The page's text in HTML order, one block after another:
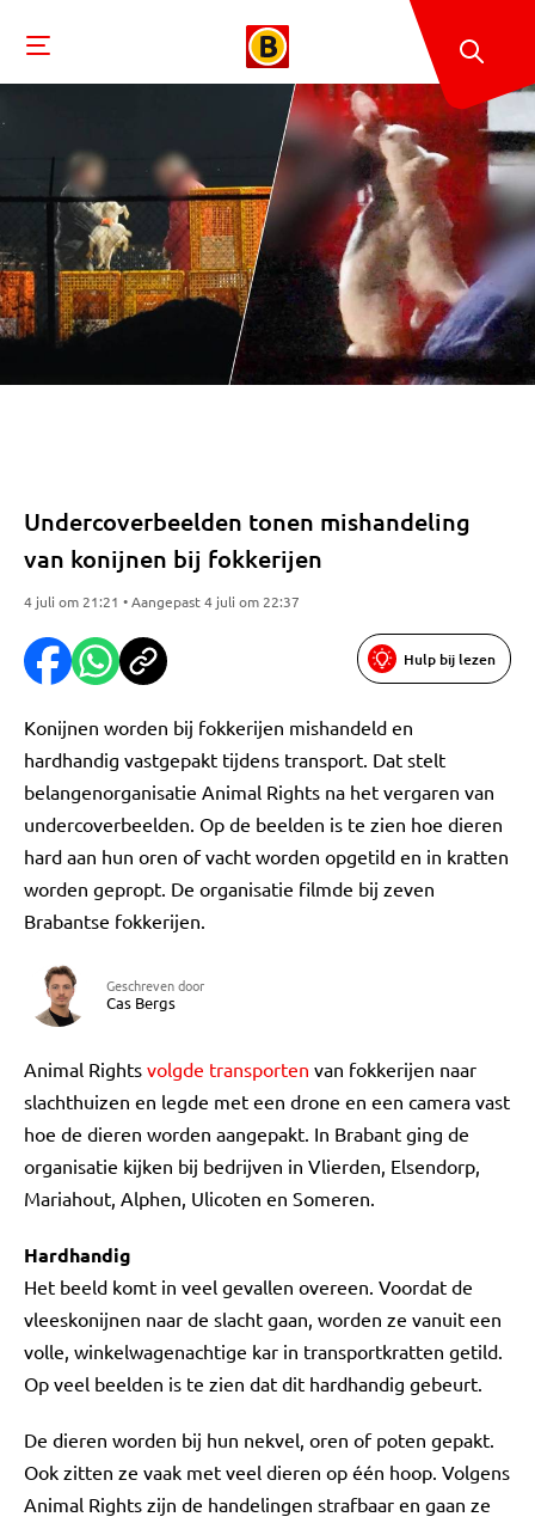
Undercoverbeelden tonen mishandeling
van konijnen bij fokkerijen
4 juli om 21:21 • Aangepast 4 juli om 22:37
Hulp bij lezen
Konijnen worden bij fokkerijen mishandeld en
hardhandig vastgepakt tijdens transport. Dat stelt
belangenorganisatie Animal Rights na het vergaren van
undercoverbeelden. Op de beelden is te zien hoe dieren
hard aan hun oren of vacht worden opgetild en in kratten
worden gepropt. De organisatie filmde bij zeven
Brabantse fokkerijen.
Geschreven door
Cas Bergs
Animal Rights volgde transporten van fokkerijen naar
slachthuizen en legde met een drone en een camera vast
hoe de dieren worden aangepakt. In Brabant ging de
organisatie kijken bij bedrijven in Vlierden, Elsendorp,
Mariahout, Alphen, Ulicoten en Someren.
Hardhandig
Het beeld komt in veel gevallen overeen. Voordat de
vleeskonijnen naar de slacht gaan, worden ze vanuit een
volle, winkelwagenachtige kar in transportkratten getild.
Op veel beelden is te zien dat dit hardhandig gebeurt.
De dieren worden bij hun nekvel, oren of poten gepakt.
Ook zitten ze vaak met veel dieren op één hoop. Volgens
Animal Rights zijn de handelingen strafbaar en gaan ze